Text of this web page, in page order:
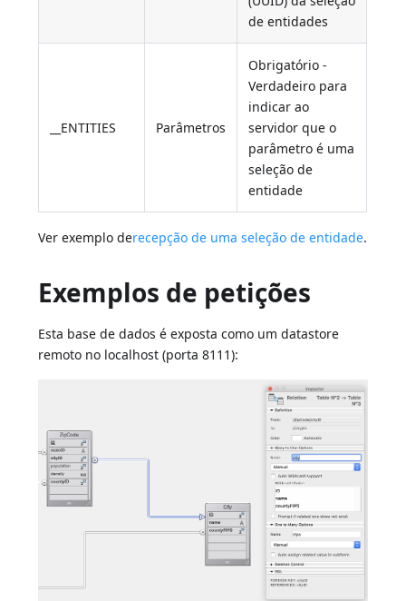
de entidades
__ENTITIES Parâmetros
Obrigatório -
Verdadeiro para
indicar ao
servidor que o
parâmetro é uma
seleção de
entidade
Ver exemplo derecepção de uma seleção de entidade.
Exemplos de petições
Esta base de dados é exposta como um datastore
remoto no localhost (porta 8111):